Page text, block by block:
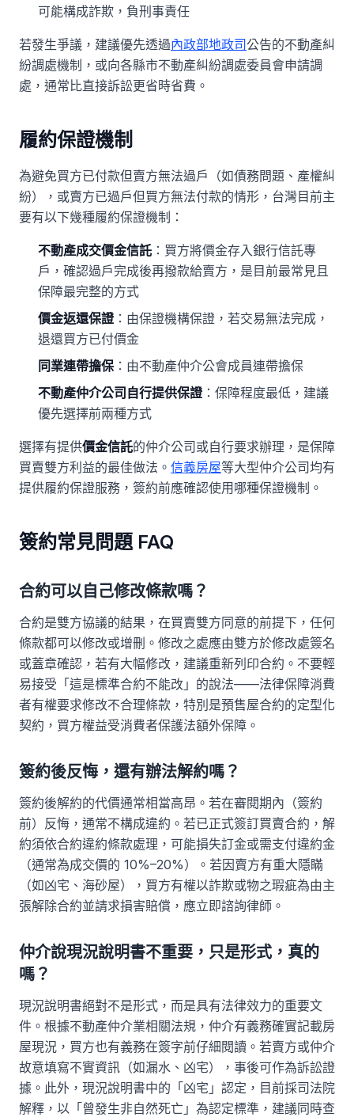
可能構成詐欺，負刑事責任
若發生爭議，建議優先透過內政部地政司公告的不動產糾
紛調處機制，或向各縣市不動產糾紛調處委員會申請調
處，通常比直接訴訟更省時省費。
履約保證機制
為避免買方已付款但賣方無法過戶（如債務問題、產權糾
紛），或賣方已過戶但買方無法付款的情形，台灣目前主
要有以下幾種履約保證機制：
不動產成交價金信託 ：買方將價金存入銀行信託專
戶，確認過戶完成後再撥款給賣方，是目前最常見且
保障最完整的方式
價金返還保證 ：由保證機構保證，若交易無法完成，
退還買方已付價金
同業連帶擔保 ：由不動產仲介公會成員連帶擔保
不動產仲介公司自行提供保證 ：保障程度最低，建議
優先選擇前兩種方式
選擇有提供價金信託的仲介公司或自行要求辦理，是保障
買賣雙方利益的最佳做法。 信義房屋等大型仲介公司均有
提供履約保證服務，簽約前應確認使用哪種保證機制。
簽約常見問題 FAQ
合約可以自己修改條款嗎？
合約是雙方協議的結果，在買賣雙方同意的前提下，任何
條款都可以修改或增刪。修改之處應由雙方於修改處簽名
或蓋章確認，若有大幅修改，建議重新列印合約。不要輕
易接受「這是標準合約不能改」的說法——法律保障消費
者有權要求修改不合理條款，特別是預售屋合約的定型化
契約，買方權益受消費者保護法額外保障。
簽約後反悔，還有辦法解約嗎？
簽約後解約的代價通常相當高昂。若在審閱期內（簽約
前）反悔，通常不構成違約。若已正式簽訂買賣合約，解
約須依合約違約條款處理，可能損失訂金或需支付違約金
（通常為成交價的 10%–20%）。若因賣方有重大隱瞞
（如凶宅、海砂屋），買方有權以詐欺或物之瑕疵為由主
張解除合約並請求損害賠償，應立即諮詢律師。
仲介說現況說明書不重要，只是形式，真的
嗎？
現況說明書絕對不是形式，而是具有法律效力的重要文
件。根據不動產仲介業相關法規，仲介有義務確實記載房
屋現況，買方也有義務在簽字前仔細閱讀。若賣方或仲介
故意填寫不實資訊（如漏水、凶宅），事後可作為訴訟證
據。此外，現況說明書中的「凶宅」認定，目前採司法院
解釋，以「曾發生非自然死亡」為認定標準，建議同時查